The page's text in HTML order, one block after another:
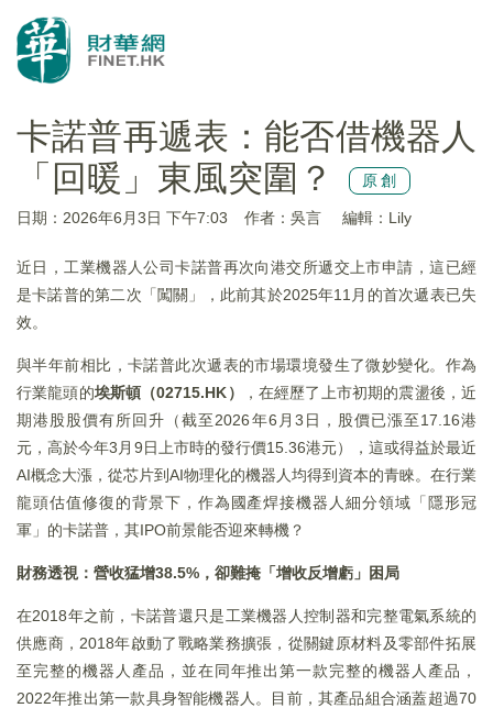
卡諾普再遞表：能否借機器人
「回暖」東風突圍？
原創
日期：2026年6月3日 下午7:03 作者：吳言 編輯：Lily
近日，工業機器人公司卡諾普再次向港交所遞交上市申請，這已經
是卡諾普的第二次「闖關」，此前其於2025年11月的首次遞表已失
效。
與半年前相比，卡諾普此次遞表的市場環境發生了微妙變化。作為
行業龍頭的埃斯頓（02715.HK）
，在經歷了上市初期的震盪後，近
期港股股價有所回升（截至2026年6月3日，股價已漲至17.16港
元，高於今年3月9日上市時的發行價15.36港元），這或得益於最近
AI概念大漲，從芯片到AI物理化的機器人均得到資本的青睞。在行業
龍頭估值修復的背景下，作為國產焊接機器人細分領域「隱形冠
軍」的卡諾普，其IPO前景能否迎來轉機？
財務透視：營收猛增38.5%，卻難掩「增收反增虧」困局
在2018年之前，卡諾普還只是工業機器人控制器和完整電氣系統的
供應商，2018年啟動了戰略業務擴張，從關鍵原材料及零部件拓展
至完整的機器人產品，並在同年推出第一款完整的機器人產品，
2022年推出第一款具身智能機器人。目前，其產品組合涵蓋超過70